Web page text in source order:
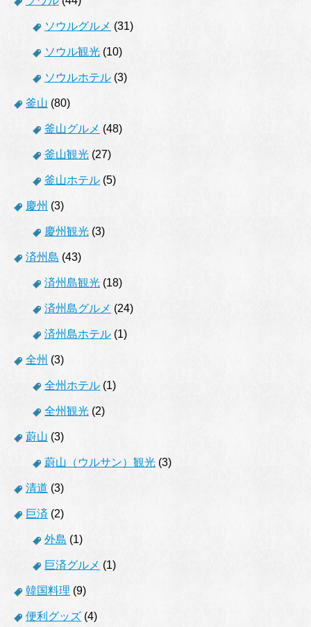
ソウルグルメ (31)
ソウル観光 (10)
ソウルホテル (3)
釜山 (80)
釜山グルメ (48)
釜山観光 (27)
釜山ホテル (5)
慶州 (3)
慶州観光 (3)
済州島 (43)
済州島観光 (18)
済州島グルメ (24)
済州島ホテル (1)
全州 (3)
全州ホテル (1)
全州観光 (2)
蔚山 (3)
蔚山（ウルサン）観光 (3)
清道 (3)
巨済 (2)
外島 (1)
巨済グルメ (1)
韓国料理 (9)
便利グッズ (4)